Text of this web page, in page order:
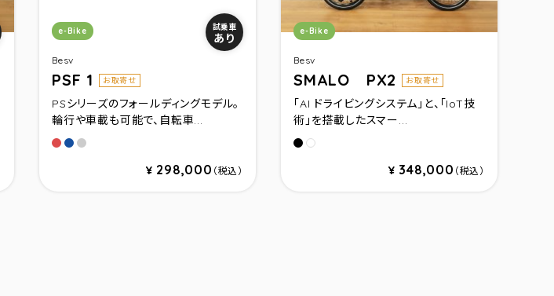
Besv
PSF 1 お取寄せ
カテゴリ：
e-Bike 試乗車
あり
PSシリーズのフォールディングモデル。
輪行や車載も可能で、自転車...
シャドーレッドメタリック
シャドーブルーメタリック
シャドーグレーメタリック
¥ 298,000 （税込）
Besv
SMALO PX2 お取寄せ
カテゴリ：
e-Bike
「AI ドライビングシステム」と、「IoT技
術」を搭載したスマー...
ミッドナイトブラック
ミッドナイトブラック
¥ 348,000 （税込）